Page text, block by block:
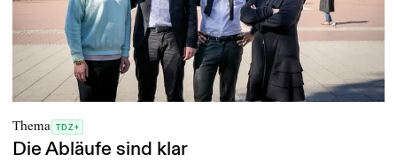
Thema TDZ+
Die Abläufe sind klar